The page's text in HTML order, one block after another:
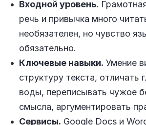
Входной уровень.
речь и привычка много
необязателен, но чувство
обязательно.
Ключевые навыки. Умение
структуру текста, отличать
воды, переписывать чужое
смысла, аргументировать
Сервисы. Google Docs и